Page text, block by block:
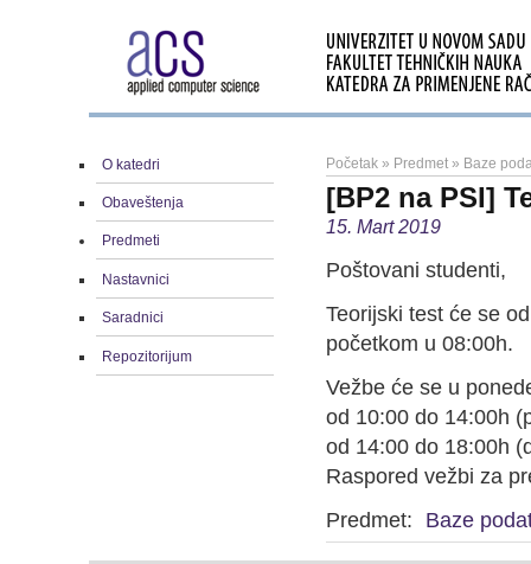
O katedri
Obaveštenja
Predmeti
Nastavnici
Saradnici
Repozitorijum
Početak » Predmet » Baze
[BP2 na PSI]
15. Mart 2019
Poštovani studenti,
Teorijski test će se
početkom u 08:00h.
Vežbe će se u
od 10:00 do 14:00h
od 14:00 do 18:00h
Raspored vežbi za
Predmet:
Baze